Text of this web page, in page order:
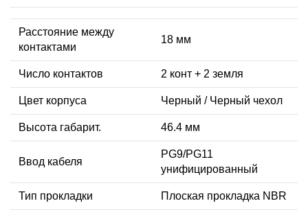
Расстояние между
контактами
18 мм
Число контактов 2 конт + 2 земля
Цвет корпуса Черный / Черный чехол
Высота габарит. 46.4 мм
Ввод кабеля
PG9/PG11
унифицированный
Тип прокладки Плоская прокладка NBR